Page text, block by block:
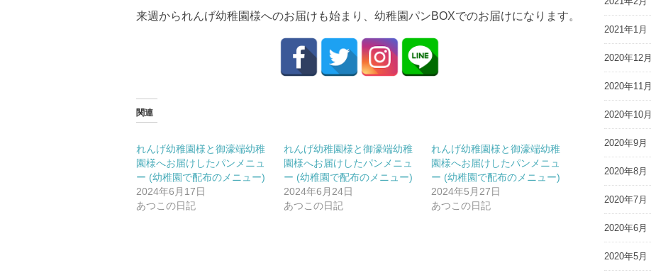
来週かられんげ幼稚園様へのお届けも始まり、幼稚園パンBOXでのお届けになります。
関連
れんげ幼稚園様と御濠端幼稚
園様へお届けしたパンメニュ
ー (幼稚園で配布のメニュー)
2024年6月17日
あつこの日記
れんげ幼稚園様と御濠端幼稚
園様へお届けしたパンメニュ
ー (幼稚園で配布のメニュー)
2024年6月24日
あつこの日記
れんげ幼稚園様と御濠端幼稚
園様へお届けしたパンメニュ
ー (幼稚園で配布のメニュー)
2024年5月27日
あつこの日記
2021年1月
2020年12月
2020年11月
2020年10月
2020年9月
2020年8月
2020年7月
2020年6月
2020年5月